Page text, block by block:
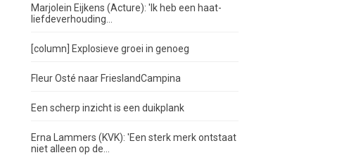
Marjolein Eijkens (Acture): 'Ik heb een haat-
liefdeverhouding...
[column] Explosieve groei in genoeg
Fleur Osté naar FrieslandCampina
Een scherp inzicht is een duikplank
Erna Lammers (KVK): 'Een sterk merk ontstaat
niet alleen op de...